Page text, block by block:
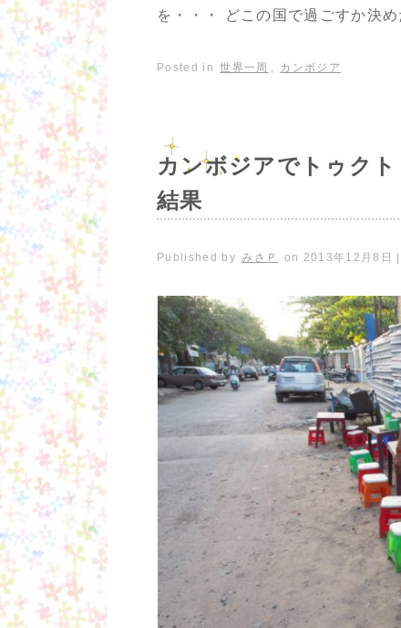
を・・・ どこの国で過ごすか決
Posted in 世界一周 カンボジア
カンボジアでトゥク
結果
Published by みさＰ on 2013年12月8日 |